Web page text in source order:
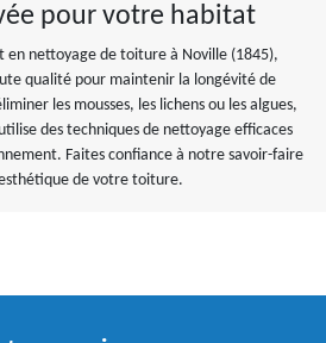
pour votre habitat
en nettoyage de toiture à Noville (1845),
qualité pour maintenir la longévité de
les mousses, les lichens ou les algues,
des techniques de nettoyage efficaces
Faites confiance à notre savoir-faire
de votre toiture.